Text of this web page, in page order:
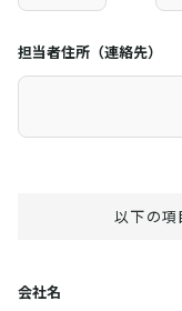
担当者住所（連絡先）
以下の項
会社名